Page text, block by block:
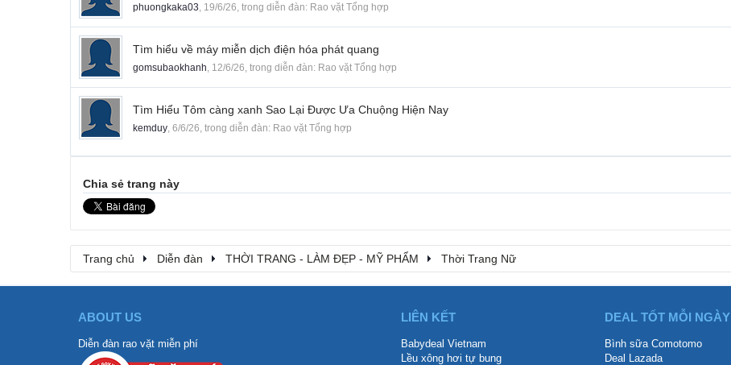
phuongkaka03, 19/6/26, trong diễn đàn: Rao vặt Tổng hợp
Tìm hiểu về máy miễn dịch điện hóa phát quang
gomsubaokhanh, 12/6/26, trong diễn đàn: Rao vặt Tổng hợp
Tìm Hiểu Tôm càng xanh Sao Lại Được Ưa Chuộng Hiện Nay
kemduy, 6/6/26, trong diễn đàn: Rao vặt Tổng hợp
Chia sẻ trang này
Trang chủ Diễn đàn THỜI TRANG - LÀM ĐẸP - MỸ PHẨM Thời Trang Nữ
ABOUT US
Diễn đàn rao vặt miễn phí
LIÊN KẾT
Babydeal Vietnam
Lều xông hơi tự bung
DEAL TỐT MỖI NGÀY
Bình sữa Comotomo
Deal Lazada